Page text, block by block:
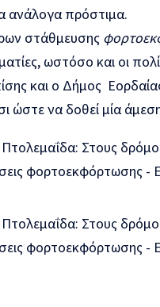
ανάλογα πρόστιμα.
στάθμευσης
ωστόσο και οι
και ο Δήμος
ώστε να δοθεί μία